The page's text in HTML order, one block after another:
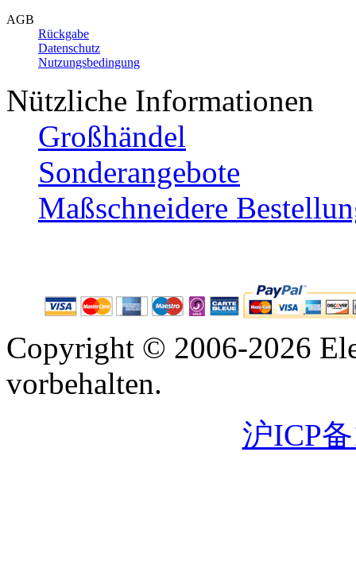
AGB
Rückgabe
Datenschutz
Nutzungsbedingung
Nützliche Informationen
Großhändel
Sonderangebote
Maßschneidere
Copyright © 2006-2026
vorbehalten.
沪ICP